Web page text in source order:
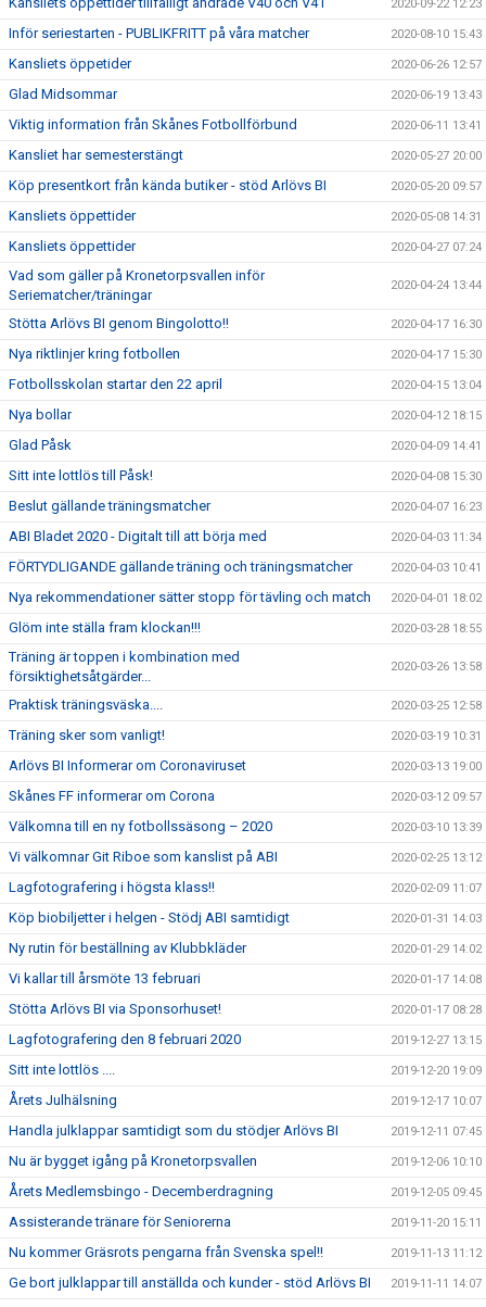
2020-09-22 12:23
Inför seriestarten - PUBLIKFRITT på våra matcher 2020-08-10 15:43
Kansliets öppetider 2020-06-26 12:57
Glad Midsommar 2020-06-19 13:43
Viktig information från Skånes Fotbollförbund 2020-06-11 13:41
Kansliet har semesterstängt 2020-05-27 20:00
Köp presentkort från kända butiker - stöd Arlövs BI 2020-05-20 09:57
Kansliets öppettider 2020-05-08 14:31
Kansliets öppettider 2020-04-27 07:24
Vad som gäller på Kronetorpsvallen inför
Seriematcher/träningar
2020-04-24 13:44
Stötta Arlövs BI genom Bingolotto!! 2020-04-17 16:30
Nya riktlinjer kring fotbollen 2020-04-17 15:30
Fotbollsskolan startar den 22 april 2020-04-15 13:04
Nya bollar 2020-04-12 18:15
Glad Påsk 2020-04-09 14:41
Sitt inte lottlös till Påsk! 2020-04-08 15:30
Beslut gällande träningsmatcher 2020-04-07 16:23
ABI Bladet 2020 - Digitalt till att börja med 2020-04-03 11:34
FÖRTYDLIGANDE gällande träning och träningsmatcher 2020-04-03 10:41
Nya rekommendationer sätter stopp för tävling och match 2020-04-01 18:02
Glöm inte ställa fram klockan!!! 2020-03-28 18:55
Träning är toppen i kombination med
försiktighetsåtgärder...
2020-03-26 13:58
Praktisk träningsväska.... 2020-03-25 12:58
Träning sker som vanligt! 2020-03-19 10:31
Arlövs BI Informerar om Coronaviruset 2020-03-13 19:00
Skånes FF informerar om Corona 2020-03-12 09:57
Välkomna till en ny fotbollssäsong – 2020 2020-03-10 13:39
Vi välkomnar Git Riboe som kanslist på ABI 2020-02-25 13:12
Lagfotografering i högsta klass!! 2020-02-09 11:07
Köp biobiljetter i helgen - Stödj ABI samtidigt 2020-01-31 14:03
Ny rutin för beställning av Klubbkläder 2020-01-29 14:02
Vi kallar till årsmöte 13 februari 2020-01-17 14:08
Stötta Arlövs BI via Sponsorhuset! 2020-01-17 08:28
Lagfotografering den 8 februari 2020 2019-12-27 13:15
Sitt inte lottlös .... 2019-12-20 19:09
Årets Julhälsning 2019-12-17 10:07
Handla julklappar samtidigt som du stödjer Arlövs BI 2019-12-11 07:45
Nu är bygget igång på Kronetorpsvallen 2019-12-06 10:10
Årets Medlemsbingo - Decemberdragning 2019-12-05 09:45
Assisterande tränare för Seniorerna 2019-11-20 15:11
Nu kommer Gräsrots pengarna från Svenska spel!! 2019-11-13 11:12
Ge bort julklappar till anställda och kunder - stöd Arlövs BI 2019-11-11 14:07